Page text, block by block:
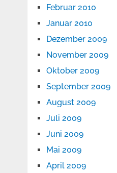
Februar 2010
Januar 2010
Dezember 2009
November 2009
Oktober 2009
September 2009
August 2009
Juli 2009
Juni 2009
Mai 2009
April 2009